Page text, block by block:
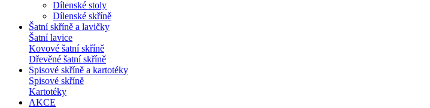
Dílenské stoly
Dílenské skříně
Šatní skříně a lavičky
Šatní lavice
Kovové šatní skříně
Dřevěné šatní skříně
Spisové skříně a kartotéky
Spisové skříně
Kartotéky
AKCE